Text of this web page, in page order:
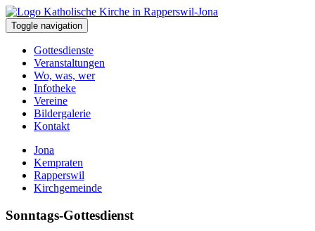
Toggle navigation
Gottesdienste
Veranstaltungen
Wo, was, wer
Infotheke
Vereine
Bildergalerie
Kontakt
Jona
Kempraten
Rapperswil
Kirchgemeinde
Sonntags-Gottesdienst